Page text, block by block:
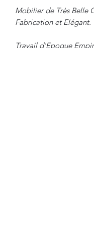
Mobilier de Très Belle
Fabrication et Elégant.
Travail d'Epoque